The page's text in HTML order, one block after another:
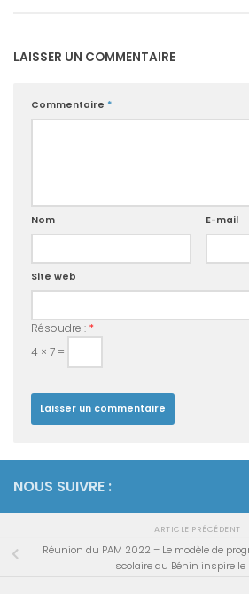
LAISSER UN COMMENTAIRE
Commentaire *
Nom E-mail
Site web
Résoudre : *
4 × 7 =
NOUS SUIVRE :
ARTICLE PRÉCÉDENT
Réunion du PAM 2022 – Le modèle de
scolaire du Bénin inspire le